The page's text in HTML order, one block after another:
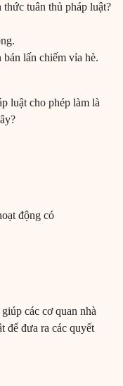
tuân thủ pháp luật?
lấn chiếm vỉa hè.
luật cho phép làm là
động có
các cơ quan nhà
để đưa ra các quyết